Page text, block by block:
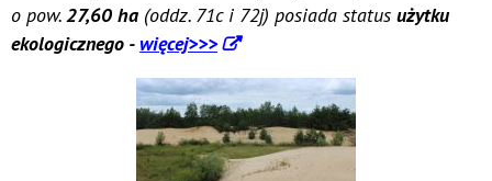
o pow.27,60 ha (oddz. 71c i 72j) posiada status użytku
ekologicznego -więcej>>>